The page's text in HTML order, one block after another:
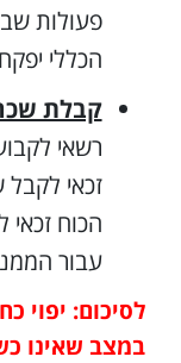
פעולות
הכללי
קבלת
רשאי
זכאי לקבל
הכוח זכאי
עבור
לסיכום:
במצב שאינו